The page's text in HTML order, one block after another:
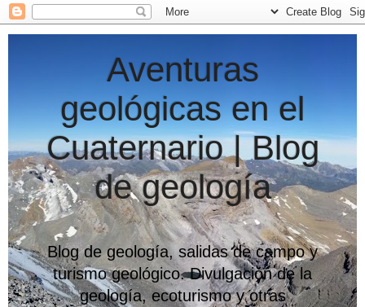
Aventuras
geológicas en el
Cuaternario | Blog
de geología
Blog de geología, salidas de campo y
turismo geológico. Divulgación de la
geología, ecoturismo y otras